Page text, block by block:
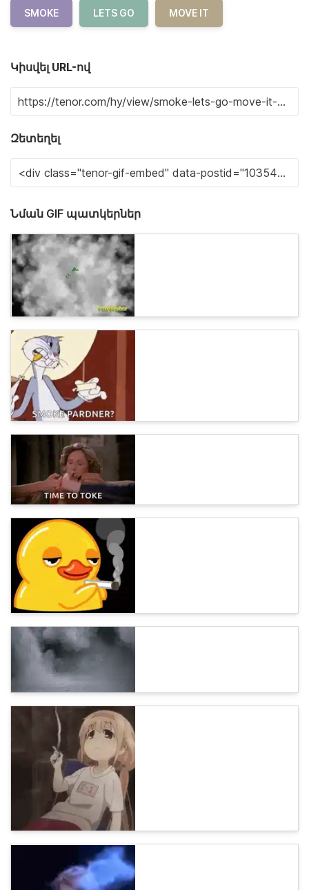
SMOKE LETS GO MOVE IT
Կիսվել URL-ով
Զետեղել
Նման GIF պատկերներ